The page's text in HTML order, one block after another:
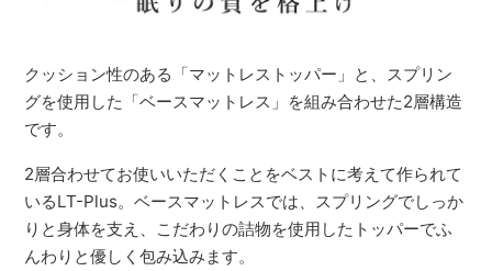
クッション性のある「マットレストッパー」と、スプリン
グを使用した「ベースマットレス」を組み合わせた2層構造
です。
2層合わせてお使いいただくことをベストに考えて作られて
いるLT-Plus。ベースマットレスでは、スプリングでしっか
りと身体を支え、こだわりの詰物を使用したトッパーでふ
んわりと優しく包み込みます。